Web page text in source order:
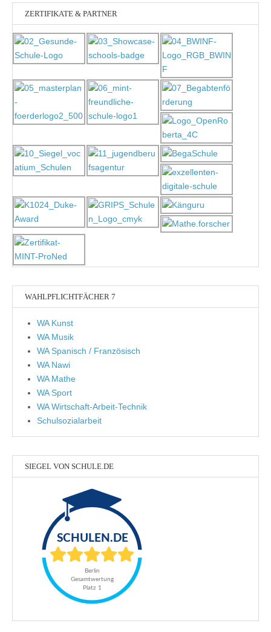
ZERTIFIKATE & PARTNER
WAHLPFLICHTFÄCHER 7
WA Kunst
WA Musik
WA Spanisch / Französisch
WA Nawi
WA Mathe
WA Sport
WA Wirtschaft-Arbeit-Technik
Schulsozialarbeit
SIEGEL VON SCHULE.DE